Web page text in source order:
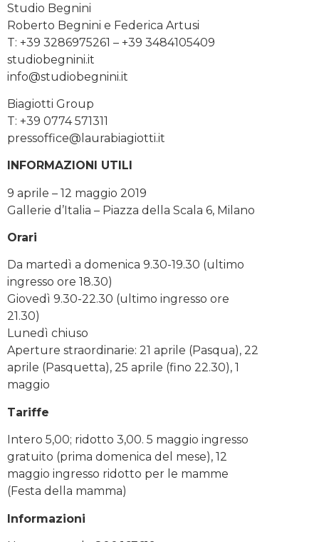
Studio Begnini
Roberto Begnini e Federica Artusi
T: +39 3286975261 – +39 3484105409
studiobegnini.it
info@studiobegnini.it
Biagiotti Group
T: +39 0774 571311
pressoffice@laurabiagiotti.it
INFORMAZIONI UTILI
9 aprile – 12 maggio 2019
Gallerie d’Italia – Piazza della Scala 6, Milano
Orari
Da martedì a domenica 9.30-19.30 (ultimo
ingresso ore 18.30)
Giovedì 9.30-22.30 (ultimo ingresso ore
21.30)
Lunedì chiuso
Aperture straordinarie: 21 aprile (Pasqua), 22
aprile (Pasquetta), 25 aprile (fino 22.30), 1
maggio
Tariffe
Intero 5,00; ridotto 3,00. 5 maggio ingresso
gratuito (prima domenica del mese), 12
maggio ingresso ridotto per le mamme
(Festa della mamma)
Informazioni